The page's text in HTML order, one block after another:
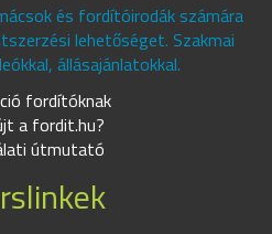
és fordítóirodák számára
lehetőséget. Szakmai
állásajánlatokkal.
fordítóknak
a fordit.hu?
útmutató